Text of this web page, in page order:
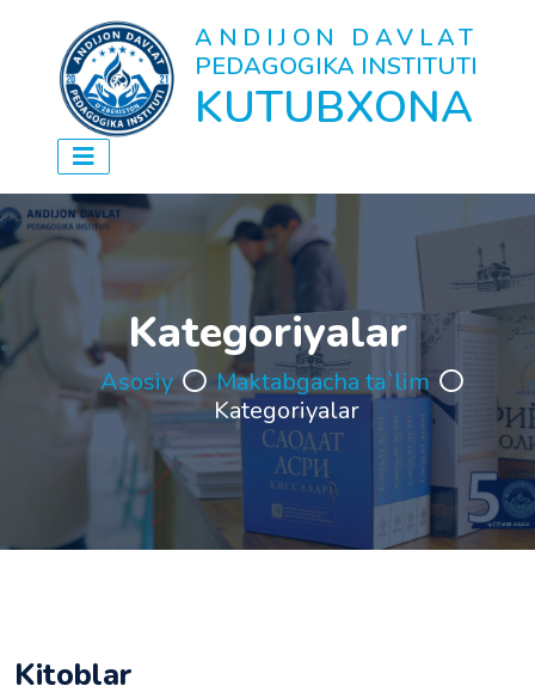
ANDIJON DAVLAT
PEDAGOGIKA INSTITUTI
KUTUBXONA
Kategoriyalar
Asosiy
Maktabgacha ta`lim
Kategoriyalar
Kitoblar